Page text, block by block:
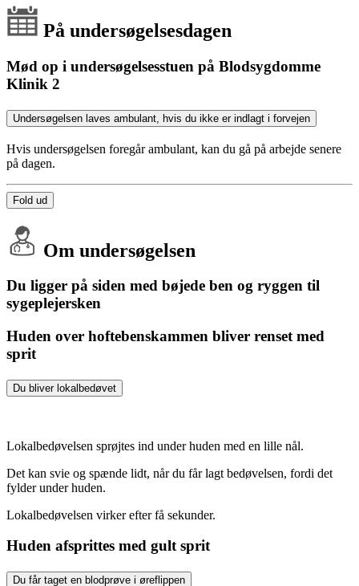
På undersøgelsesdagen
Mød op i undersøgelsesstuen på Blodsygdomme
Klinik 2
Undersøgelsen laves ambulant, hvis du ikke er indlagt i forvejen
Hvis undersøgelsen foregår ambulant, kan du gå på arbejde senere
på dagen.
Fold ud
Om undersøgelsen
Du ligger på siden med bøjede ben og ryggen til
sygeplejersken
Huden over hoftebenskammen bliver renset med
sprit
Du bliver lokalbedøvet
Lokalbedøvelsen sprøjtes ind under huden med en lille nål.
Det kan svie og spænde lidt, når du får lagt bedøvelsen, fordi det
fylder under huden.
Lokalbedøvelsen virker efter få sekunder.
Huden afsprittes med gult sprit
Du får taget en blodprøve i øreflippen